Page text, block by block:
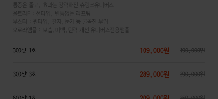
통증은 줄고, 효과는 강력해진 슈링크유니버스
울트라F : 선타입, 빈틈없는 리프팅
부스터 : 원타입, 팔자,눈가 등 굴곡진 부위
오로라앰플 : 보습,미백,탄력 개선 유니버스전용앰플
300샷 1회 109,000원 190,000원
300샷 3회 289,000원 390,000원